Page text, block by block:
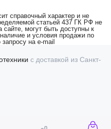
справочный характер и не
статьей 437 ГК РФ не
сайте, могут быть доступны к
и условия продажи по
на e-mail
с доставкой из Санкт-